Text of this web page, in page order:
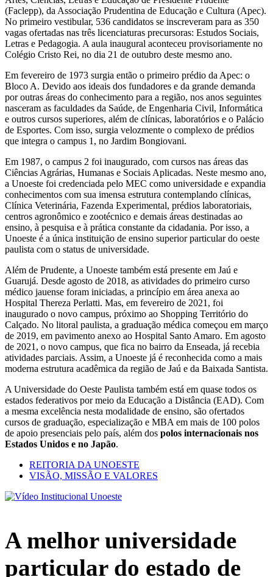
(Faclepp), da Associação Prudentina de Educação e Cultura (Apec).
No primeiro vestibular, 536 candidatos se inscreveram para as 350
vagas ofertadas nas três licenciaturas precursoras: Estudos Sociais,
Letras e Pedagogia. A aula inaugural aconteceu provisoriamente no
Colégio Cristo Rei, no dia 21 de outubro deste mesmo ano.
Em fevereiro de 1973 surgia então o primeiro prédio da Apec: o
Bloco A. Devido aos ideais dos fundadores e da grande demanda
por outras áreas do conhecimento para a região, nos anos seguintes
nasceram as faculdades da Saúde, de Engenharia Civil, Informática
e outros cursos superiores, além de clínicas, laboratórios e o Palácio
de Esportes. Com isso, surgia velozmente o complexo de prédios
que integra o campus 1, no Jardim Bongiovani.
Em 1987, o campus 2 foi inaugurado, com cursos nas áreas das
Ciências Agrárias, Humanas e Sociais Aplicadas. Neste mesmo ano,
a Unoeste foi credenciada pelo MEC como universidade e expandia
conhecimentos com sua imensa estrutura contemplando clínicas,
Clínica Veterinária, Fazenda Experimental, prédios laboratoriais,
centros agronômico e zootécnico e demais áreas destinadas ao
ensino, à pesquisa e à prática constante da cidadania. Por isso, a
Unoeste é a única instituição de ensino superior particular do oeste
paulista com o status de universidade.
Além de Prudente, a Unoeste também está presente em Jaú e
Guarujá. Desde agosto de 2018, as atividades do primeiro curso
médico jauense foram iniciadas, a princípio em área anexa ao
Hospital Thereza Perlatti. Mas, em fevereiro de 2021, foi
inaugurado o novo campus, próximo ao Shopping Território do
Calçado. No litoral paulista, a graduação médica começou em março
de 2019, em pavimento anexo ao Hospital Santo Amaro. Em agosto
de 2021, o novo campus, que fica no bairro da Enseada, já recebia
atividades parciais. Assim, a Unoeste já é reconhecida como a mais
moderna estrutura acadêmica da região de Jaú e da Baixada Santista.
A Universidade do Oeste Paulista também está em quase todos os
estados federativos por meio da Educação a Distância (EAD). Com
a mesma excelência nesta modalidade de ensino, são ofertados
cursos de graduação, especialização e MBA em mais de 100 polos
de apoio presenciais pelo país, além dos polos internacionais nos
Estados Unidos e no Japão.
REITORIA DA UNOESTE
VISÃO, MISSÃO E VALORES
A melhor universidade
particular do estado de